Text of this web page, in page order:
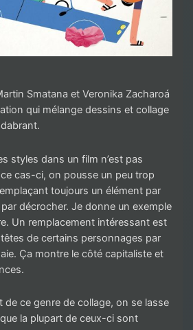
Smatana et Veronika Zacharoá
qui mélange dessins et collage
styles dans un film n’est pas
cas-ci, on pousse un peu trop
toujours un élément par
décrocher. Je donne un exemple
Un remplacement intéressant est
de certains personnages par
Ça montre le côté capitaliste et
de ce genre de collage, on se lasse
la plupart de ceux-ci sont